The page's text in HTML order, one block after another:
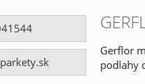
Gerflor
podlahy